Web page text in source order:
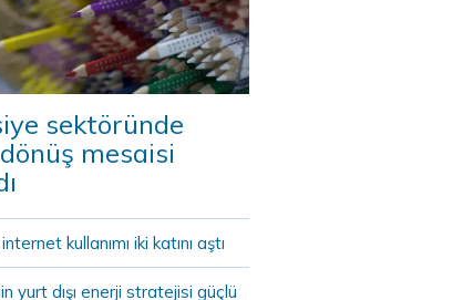
sektöründe
mesaisi
kullanımı iki katını aştı
yurt dışı enerji stratejisi güçlü